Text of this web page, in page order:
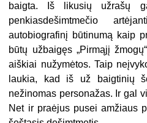
baigta. Iš likusių užrašų
penkiasdešimtmečio
autobiografinį būtinumą kaip
būtų užbaigęs „Pirmąjį
aiškiai nužymėtos. Taip
laukia, kad iš už baigtinių
nežinomas personažas. Ir gal
Net ir praėjus pusei amžiaus